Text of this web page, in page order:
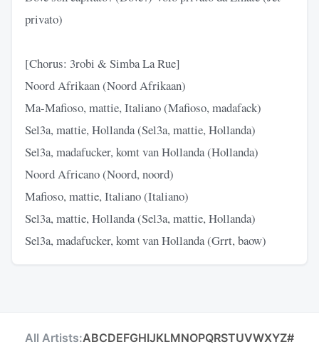
privato)
[Chorus: 3robi & Simba La Rue]
Noord Afrikaan (Noord Afrikaan)
Ma-Mafioso, mattie, Italiano (Mafioso, madafack)
Sel3a, mattie, Hollanda (Sel3a, mattie, Hollanda)
Sel3a, madafucker, komt van Hollanda (Hollanda)
Noord Africano (Noord, noord)
Mafioso, mattie, Italiano (Italiano)
Sel3a, mattie, Hollanda (Sel3a, mattie, Hollanda)
Sel3a, madafucker, komt van Hollanda (Grrt, baow)
All Artists:ABCDEFGHIJKLMNOPQRSTUVWXYZ#